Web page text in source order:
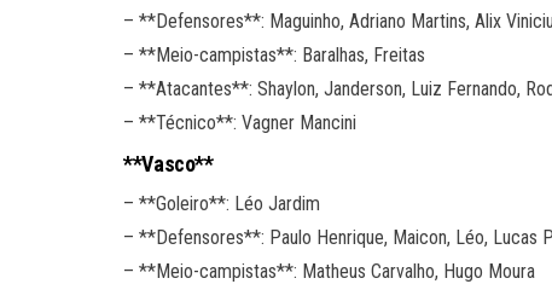
– **Defensores**: Maguinho, Adriano Martins, Alix
– **Meio-campistas**: Baralhas, Freitas
– **Atacantes**: Shaylon, Janderson, Luiz Fernando,
– **Técnico**: Vagner Mancini
**Vasco**
– **Goleiro**: Léo Jardim
– **Defensores**: Paulo Henrique, Maicon, Léo, Lucas
– **Meio-campistas**: Matheus Carvalho, Hugo Moura